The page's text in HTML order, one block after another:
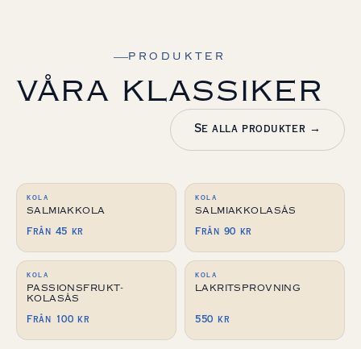
PRODUKTER
VÅRA KLASSIKER
Se alla produkter →
KOLA
SALMIAKKOLA
Från 45 kr
KOLA
SALMIAKKOLASÅS
Från 90 kr
KOLA
PASSIONSFRUKT-
KOLASÅS
Från 100 kr
KOLA
LAKRITSPROVNING
550 kr